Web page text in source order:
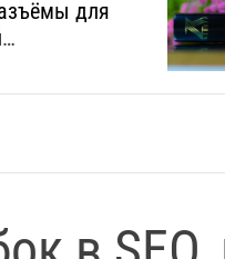
для
техники